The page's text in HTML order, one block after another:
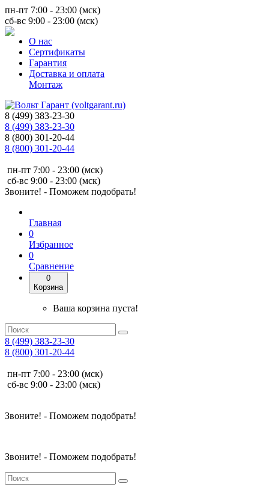
пн-пт 7:00 - 23:00 (мск)
сб-вс 9:00 - 23:00 (мск)
О нас
Сертификаты
Гарантия
Доставка и оплата
Монтаж
8 (499) 383-23-30
8 (499) 383-23-30
8 (800) 301-20-44
8 (800) 301-20-44
пн-пт 7:00 - 23:00 (мск)
сб-вс 9:00 - 23:00 (мск)
Звоните! - Поможем подобрать!
Главная
0
Избранное
0
Сравнение
0
Корзина
Ваша корзина пуста!
8 (499) 383-23-30
8 (800) 301-20-44
пн-пт 7:00 - 23:00 (мск)
сб-вс 9:00 - 23:00 (мск)
Звоните! - Поможем подобрать!
Звоните! - Поможем подобрать!